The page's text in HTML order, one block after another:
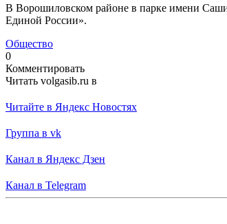
В Ворошиловском районе в парке имени
Единой России».
Общество
0
Комментировать
Читать volgasib.ru в
Читайте в Яндекс Новостях
Группа в vk
Канал в Яндекс Дзен
Канал в Telegram